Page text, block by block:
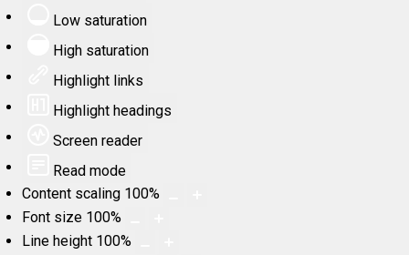
Low saturation
High saturation
Highlight links
Highlight headings
Screen reader
Read mode
Content scaling 100%
Font size 100%
Line height 100%